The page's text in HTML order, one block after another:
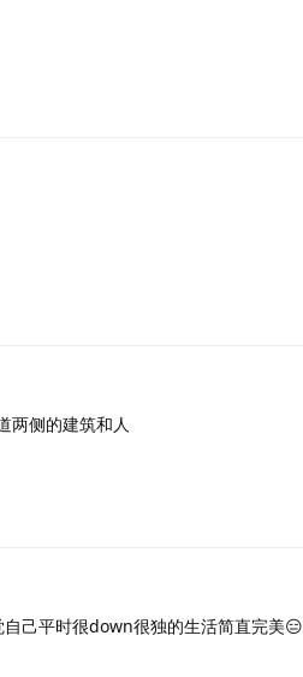
两侧的建筑和人
己平时很down很独的生活简直完美😑